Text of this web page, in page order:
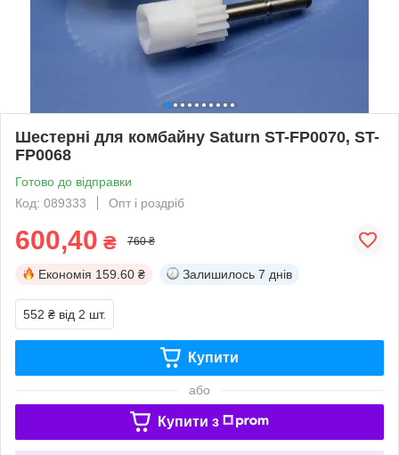
Шестерні для комбайну Saturn ST-FP0070, ST-
FP0068
Готово до відправки
Код: 089333
Опт і роздріб
600,40 ₴ 760 ₴
Економія 159.60 ₴ Залишилось 7 днів
552 ₴ від 2 шт.
Купити
або
Купити з